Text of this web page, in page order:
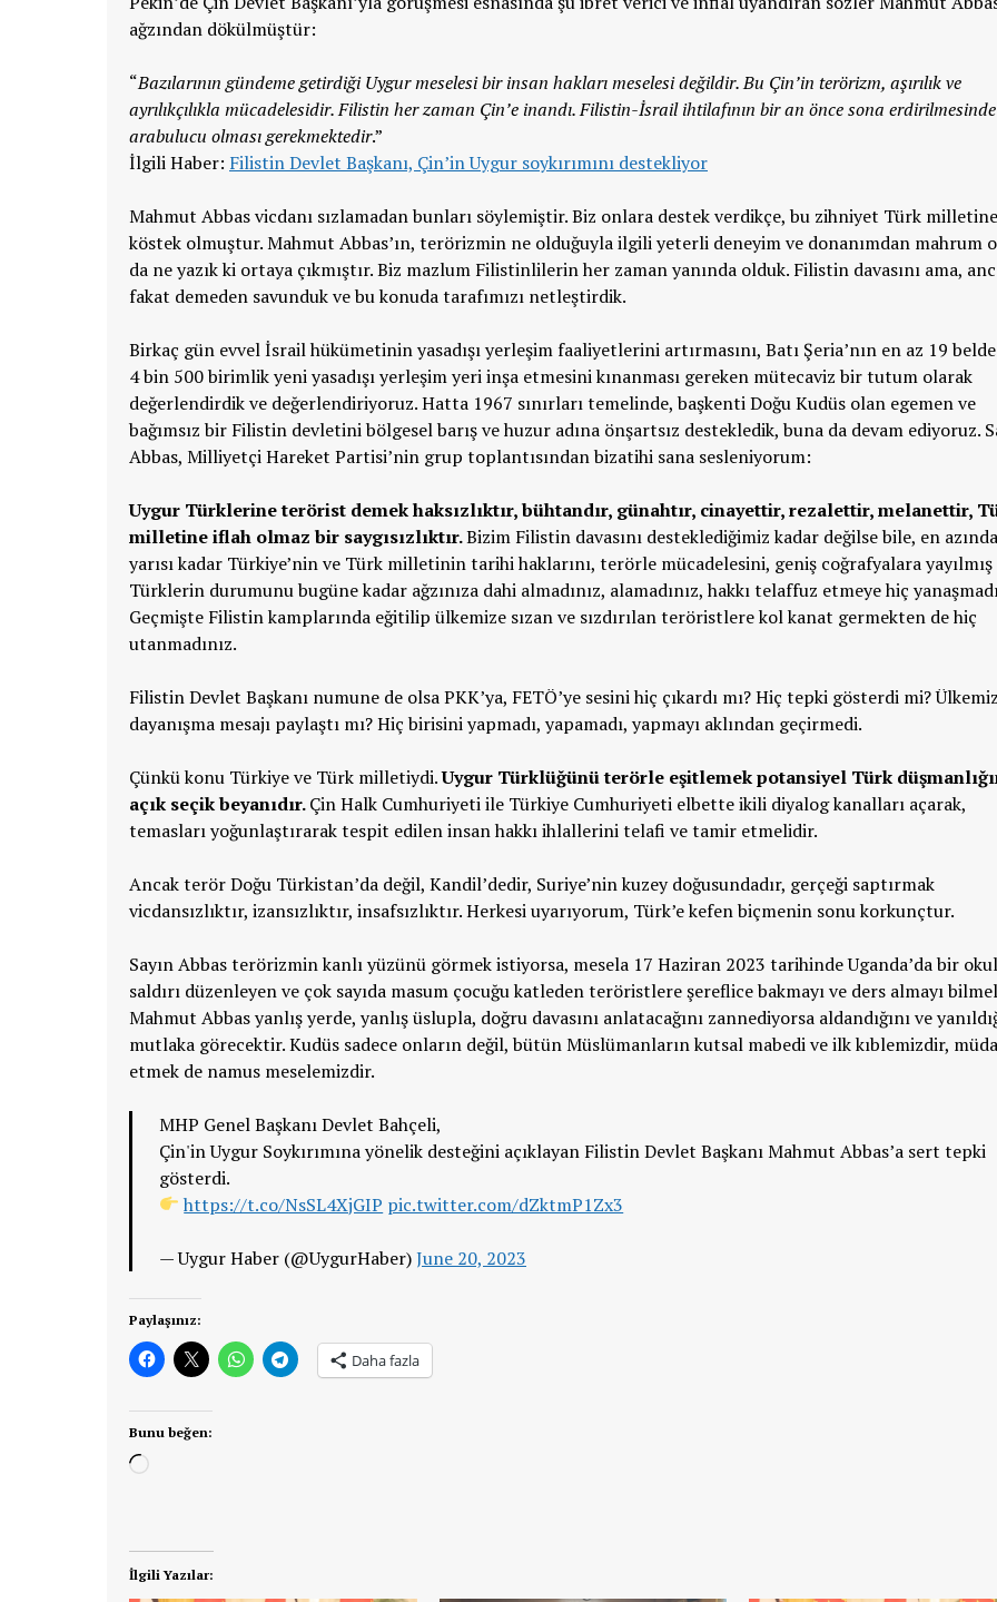
ağzından dökülmüştür:
“Bazılarının gündeme getirdiği Uygur meselesi bir insan hakları meselesi değildir. Bu Çin’in terörizm, aşırılık ve
ayrılıkçılıkla mücadelesidir. Filistin her zaman Çin’e inandı. Filistin-İsrail ihtilafının bir an önce sona
arabulucu olması gerekmektedir.”
İlgili Haber: Filistin Devlet Başkanı, Çin’in Uygur soykırımını destekliyor
Mahmut Abbas vicdanı sızlamadan bunları söylemiştir. Biz onlara destek verdikçe, bu zihniyet Türk milletine
köstek olmuştur. Mahmut Abbas’ın, terörizmin ne olduğuyla ilgili yeterli deneyim ve donanımdan mahrum
da ne yazık ki ortaya çıkmıştır. Biz mazlum Filistinlilerin her zaman yanında olduk. Filistin davasını ama,
fakat demeden savunduk ve bu konuda tarafımızı netleştirdik.
Birkaç gün evvel İsrail hükümetinin yasadışı yerleşim faaliyetlerini artırmasını, Batı Şeria’nın en az 19
4 bin 500 birimlik yeni yasadışı yerleşim yeri inşa etmesini kınanması gereken mütecaviz bir tutum olarak
değerlendirdik ve değerlendiriyoruz. Hatta 1967 sınırları temelinde, başkenti Doğu Kudüs olan egemen ve
bağımsız bir Filistin devletini bölgesel barış ve huzur adına önşartsız destekledik, buna da devam ediyoruz.
Abbas, Milliyetçi Hareket Partisi’nin grup toplantısından bizatihi sana sesleniyorum:
Uygur Türklerine terörist demek haksızlıktır, bühtandır, günahtır, cinayettir, rezalettir, melanettir,
milletine iflah olmaz bir saygısızlıktır.Bizim Filistin davasını desteklediğimiz kadar değilse bile, en
yarısı kadar Türkiye’nin ve Türk milletinin tarihi haklarını, terörle mücadelesini, geniş coğrafyalara
Türklerin durumunu bugüne kadar ağzınıza dahi almadınız, alamadınız, hakkı telaffuz etmeye hiç
Geçmişte Filistin kamplarında eğitilip ülkemize sızan ve sızdırılan teröristlere kol kanat germekten de hiç
utanmadınız.
Filistin Devlet Başkanı numune de olsa PKK’ya, FETÖ’ye sesini hiç çıkardı mı? Hiç tepki gösterdi mi?
dayanışma mesajı paylaştı mı? Hiç birisini yapmadı, yapamadı, yapmayı aklından geçirmedi.
Çünkü konu Türkiye ve Türk milletiydi.Uygur Türklüğünü terörle eşitlemek potansiyel Türk
açık seçik beyanıdır.Çin Halk Cumhuriyeti ile Türkiye Cumhuriyeti elbette ikili diyalog kanalları açarak,
temasları yoğunlaştırarak tespit edilen insan hakkı ihlallerini telafi ve tamir etmelidir.
Ancak terör Doğu Türkistan’da değil, Kandil’dedir, Suriye’nin kuzey doğusundadır, gerçeği saptırmak
vicdansızlıktır, izansızlıktır, insafsızlıktır. Herkesi uyarıyorum, Türk’e kefen biçmenin sonu korkunçtur.
Sayın Abbas terörizmin kanlı yüzünü görmek istiyorsa, mesela 17 Haziran 2023 tarihinde Uganda’da bir
saldırı düzenleyen ve çok sayıda masum çocuğu katleden teröristlere şereflice bakmayı ve ders almayı
Mahmut Abbas yanlış yerde, yanlış üslupla, doğru davasını anlatacağını zannediyorsa aldandığını ve
mutlaka görecektir. Kudüs sadece onların değil, bütün Müslümanların kutsal mabedi ve ilk kıblemizdir,
etmek de namus meselemizdir.
MHP Genel Başkanı Devlet Bahçeli,
Çin'in Uygur Soykırımına yönelik desteğini açıklayan Filistin Devlet Başkanı Mahmut Abbas’a sert tepki
gösterdi.
https://t.co/NsSL4XjGIP pic.twitter.com/dZktmP1Zx3
— Uygur Haber (@UygurHaber)June 20, 2023
Paylaşınız:
Daha fazla
Bunu beğen:
Yükleniyor...
İlgili Yazılar: